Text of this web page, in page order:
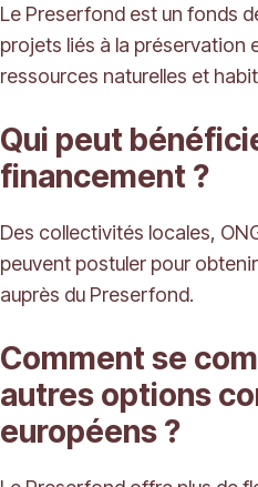
Le Preserfond est un fonds
projets liés à la préservation
ressources naturelles et
Qui peut
financement ?
Des collectivités locales,
peuvent postuler pour
auprès du Preserfond.
Comment se
autres options
européens ?